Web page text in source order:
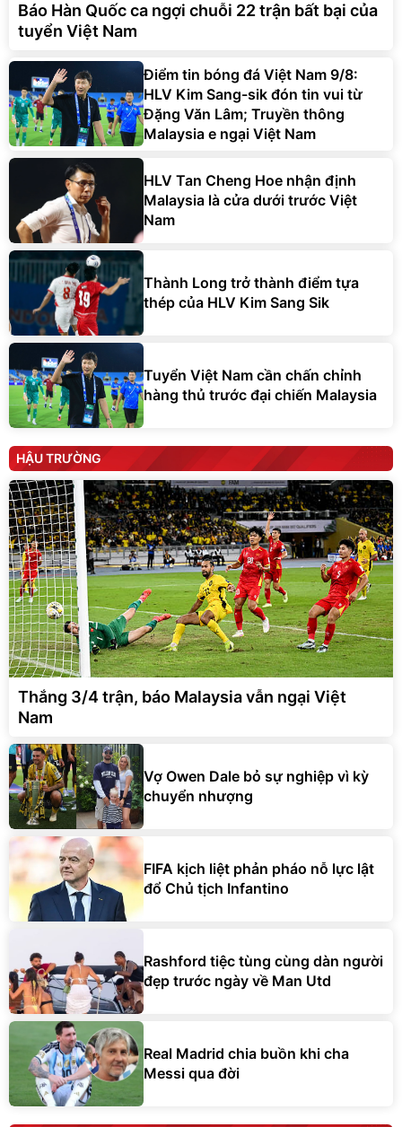
Báo Hàn Quốc ca ngợi chuỗi 22 trận bất bại của
tuyển Việt Nam
Điểm tin bóng đá Việt Nam 9/8:
HLV Kim Sang-sik đón tin vui từ
Đặng Văn Lâm; Truyền thông
Malaysia e ngại Việt Nam
HLV Tan Cheng Hoe nhận định
Malaysia là cửa dưới trước Việt
Nam
Thành Long trở thành điểm tựa
thép của HLV Kim Sang Sik
Tuyển Việt Nam cần chấn chỉnh
hàng thủ trước đại chiến Malaysia
HẬU TRƯỜNG
Thắng 3/4 trận, báo Malaysia vẫn ngại Việt
Nam
Vợ Owen Dale bỏ sự nghiệp vì kỳ
chuyển nhượng
FIFA kịch liệt phản pháo nỗ lực lật
đổ Chủ tịch Infantino
Rashford tiệc tùng cùng dàn người
đẹp trước ngày về Man Utd
Real Madrid chia buồn khi cha
Messi qua đời